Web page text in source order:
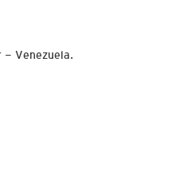
- Venezuela.